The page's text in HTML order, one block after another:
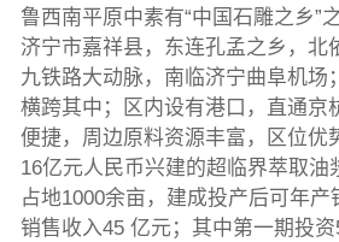
鲁西南平原中素有“中国石雕之乡
济宁市嘉祥县，东连孔孟之乡，北
九铁路大动脉，南临济宁曲阜机场
横跨其中；区内设有港口，直通京
便捷，周边原料资源丰富，区位优
16亿元人民币兴建的超临界萃取油
占地1000余亩，建成投产后可年产
销售收入45 亿元；其中第一期投资